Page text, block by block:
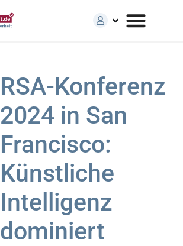
RSA-Konferenz
2024 in San
Francisco:
Künstliche
Intelligenz
dominiert